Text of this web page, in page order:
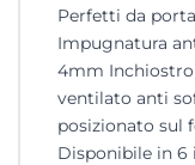
Perfetti da
Impugnatura
4mm Inchiostro
ventilato anti
posizionato sul
Disponibile in 6